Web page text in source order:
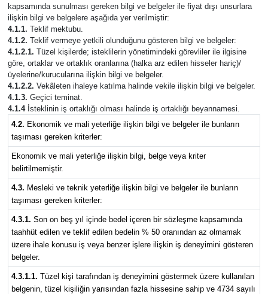
kapsamında sunulması gereken bilgi ve belgeler ile fiyat dışı unsurlara
ilişkin bilgi ve belgelere aşağıda yer verilmiştir:
4.1.1. Teklif mektubu.
4.1.2. Teklif vermeye yetkili olunduğunu gösteren bilgi ve belgeler:
4.1.2.1. Tüzel kişilerde; isteklilerin yönetimindeki görevliler ile ilgisine
göre, ortaklar ve ortaklık oranlarına (halka arz edilen hisseler hariç)/
üyelerine/kurucularına ilişkin bilgi ve belgeler.
4.1.2.2. Vekâleten ihaleye katılma halinde vekile ilişkin bilgi ve belgeler.
4.1.3. Geçici teminat.
4.1.4İsteklinin iş ortaklığı olması halinde iş ortaklığı beyannamesi.
4.2. Ekonomik ve mali yeterliğe ilişkin bilgi ve belgeler ile bunların
taşıması gereken kriterler:
Ekonomik ve mali yeterliğe ilişkin bilgi, belge veya kriter
belirtilmemiştir.
4.3. Mesleki ve teknik yeterliğe ilişkin bilgi ve belgeler ile bunların
taşıması gereken kriterler:
4.3.1. Son on beş yıl içinde bedel içeren bir sözleşme kapsamında
taahhüt edilen ve teklif edilen bedelin % 50 oranından az olmamak
üzere ihale konusu iş veya benzer işlere ilişkin iş deneyimini gösteren
belgeler.
4.3.1.1. Tüzel kişi tarafından iş deneyimini göstermek üzere kullanılan
belgenin, tüzel kişiliğin yarısından fazla hissesine sahip ve 4734 sayılı